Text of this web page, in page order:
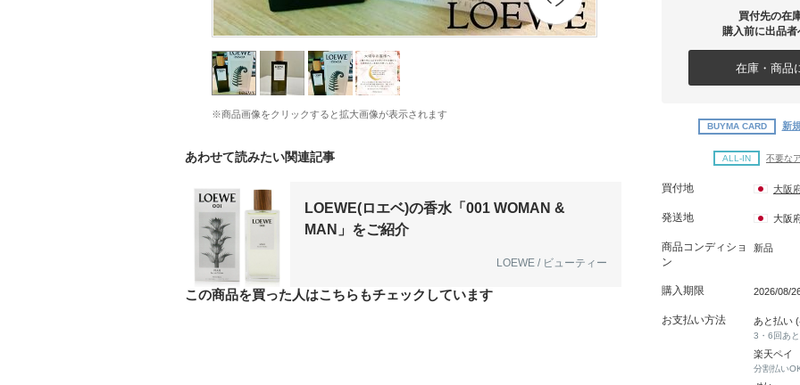
※商品画像をクリックすると拡大画像が表示されます
あわせて読みたい関連記事
LOEWE(ロエベ)の香水「001 WOMAN &
MAN」をご紹介
LOEWE / ビューティー
この商品を買った人はこちらもチェックしています
買付先の在
購入前に出品者
在庫・商品
BUYMA CARD 新
ALL-IN 不要な
買付地 大阪
発送地 大阪
商品コンディショ
ン
新品
購入期限 2026/08/
お支払い方法 あと払い
3・6回あ
楽天ペイ
分割払い